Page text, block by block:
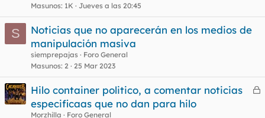
a
Masunos 1K Jueves a las 20:45
S
Noticias que no aparecerán en los medios de
manipulación masiva
siemprepajas
Foro General
Masunos 2 25 Mar 2023
C
Hilo container politico, a comentar noticias
especificaas que no dan para hilo
Morzhilla
Foro General